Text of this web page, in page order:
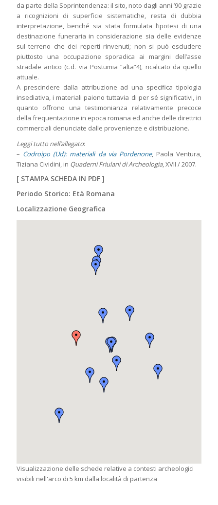
da parte della Soprintendenza: il sito, noto dagli anni ’90 grazie
a ricognizioni di superficie sistematiche, resta di dubbia
interpretazione, benché sia stata formulata l’ipotesi di una
destinazione funeraria in considerazione sia delle evidenze
sul terreno che dei reperti rinvenuti; non si può escludere
piuttosto una occupazione sporadica ai margini dell’asse
stradale antico (c.d. via Postumia “alta”4), ricalcato da quello
attuale.
A prescindere dalla attribuzione ad una specifica tipologia
insediativa, i materiali paiono tuttavia di per sé significativi, in
quanto offrono una testimonianza relativamente precoce
della frequentazione in epoca romana ed anche delle direttrici
commerciali denunciate dalle provenienze e distribuzione.
Leggi tutto nell’allegato:
– Codroipo (Ud): materiali da via Pordenone, Paola Ventura,
Tiziana Cividini, in Quaderni Friulani di Archeologia, XVII / 2007.
[ STAMPA SCHEDA IN PDF]
Periodo Storico: Età Romana
Localizzazione Geografica
Visualizzazione delle schede relative a contesti archeologici
visibili nell'arco di 5 km dalla località di partenza